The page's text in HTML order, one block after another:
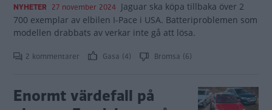
NYHETER 27 november 2024 Jaguar ska köpa tillbaka över 2
700 exemplar av elbilen I-Pace i USA. Batteriproblemen som
modellen drabbats av verkar inte gå att lösa.
2 kommentarer Gasa (4) Bromsa (6)
Enormt värdefall på